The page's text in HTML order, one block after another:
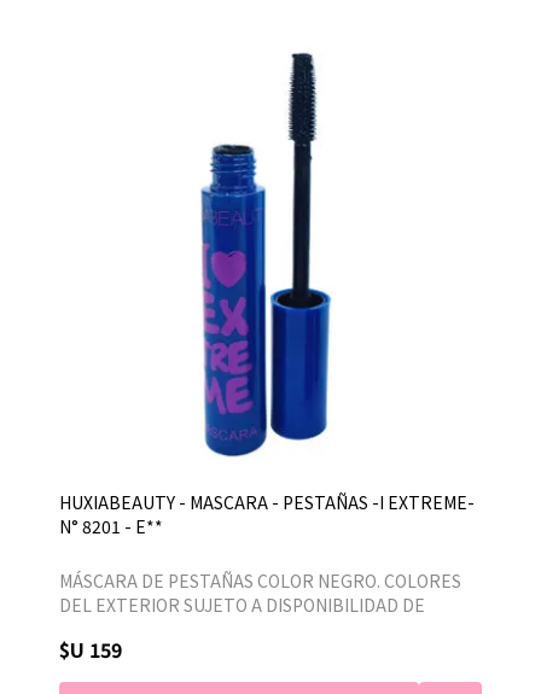
HUXIABEAUTY - MASCARA - PESTAÑAS -I EXTREME-
N° 8201 - E**
MÁSCARA DE PESTAÑAS COLOR NEGRO. COLORES
DEL EXTERIOR SUJETO A DISPONIBILIDAD DE
$U 159